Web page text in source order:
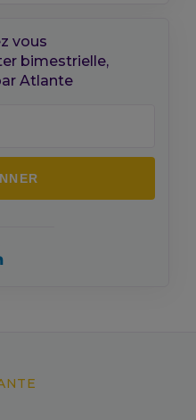
vous
bimestrielle,
Atlante